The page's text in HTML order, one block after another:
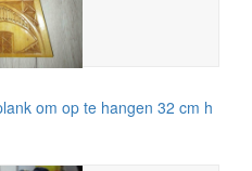
om op te hangen 32 cm h